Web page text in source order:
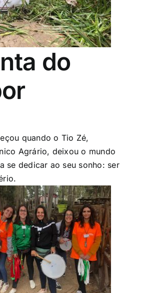
do
quando o Tio Zé,
Agrário, deixou o mundo
se dedicar ao seu sonho: ser